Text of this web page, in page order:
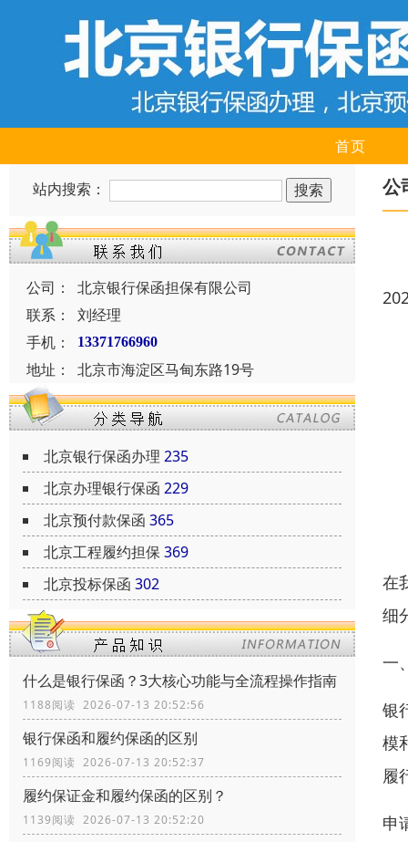
首页
站内搜索：
公司：
北京银行保函担保有限公司
联系：
刘经理
手机：
13371766960
地址： 北京市海淀区马甸东路19号
北京银行保函办理 235
北京办理银行保函 229
北京预付款保函 365
北京工程履约担保 369
北京投标保函 302
什么是银行保函？3大核心功能与全流程操作指南
1188阅读 2026-07-13 20:52:56
银行保函和履约保函的区别
1169阅读 2026-07-13 20:52:37
履约保证金和履约保函的区别？
1139阅读 2026-07-13 20:52:20
公
在
细
一
银
模
履
申